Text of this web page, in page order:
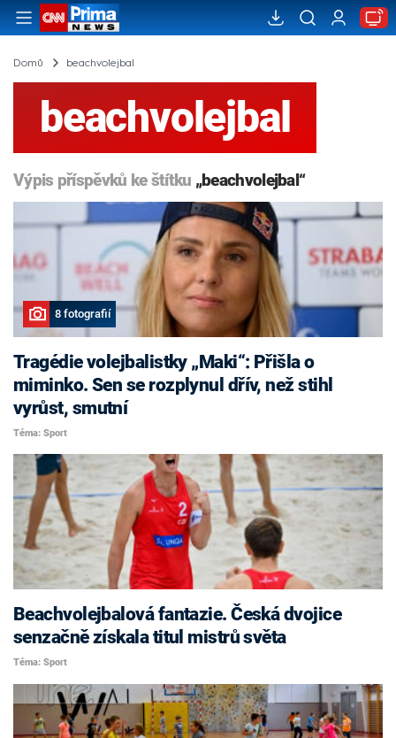
Domů beachvolejbal
beachvolejbal
Výpis příspěvků ke štítku „beachvolejbal“
8 fotografií
Tragédie volejbalistky „Maki“: Přišla o
miminko. Sen se rozplynul dřív, než stihl
vyrůst, smutní
Téma: Sport
Beachvolejbalová fantazie. Česká dvojice
senzačně získala titul mistrů světa
Téma: Sport